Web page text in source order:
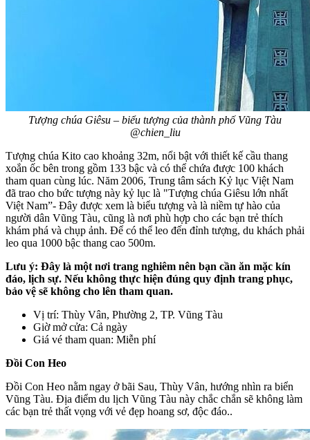
Tượng chúa Giêsu – biểu tượng của thành phố Vũng Tàu
@chien_liu
Tượng chúa Kito cao khoảng 32m, nổi bật với thiết kế cầu thang
xoắn ốc bên trong gồm 133 bậc và có thể chứa được 100 khách
tham quan cùng lúc. Năm 2006, Trung tâm sách Kỷ lục Việt Nam
đã trao cho bức tượng này kỷ lục là "Tượng chúa Giêsu lớn nhất
Việt Nam”- Đây được xem là biểu tượng và là niềm tự hào của
người dân Vũng Tàu, cũng là nơi phù hợp cho các bạn trẻ thích
khám phá và chụp ảnh. Để có thể leo đến đỉnh tượng, du khách phải
leo qua 1000 bậc thang cao 500m.
Lưu ý: Đây là một nơi trang nghiêm nên bạn cần ăn mặc kín
đáo, lịch sự. Nếu không thực hiện đúng quy định trang phục,
bảo vệ sẽ không cho lên tham quan.
Vị trí: Thùy Vân, Phường 2, TP. Vũng Tàu
Giờ mở cửa: Cả ngày
Giá vé tham quan: Miễn phí
Đồi Con Heo
Đồi Con Heo nằm ngay ở bãi Sau, Thùy Vân, hướng nhìn ra biển
Vũng Tàu. Địa điểm du lịch Vũng Tàu này chắc chắn sẽ không làm
các bạn trẻ thất vọng với vẻ đẹp hoang sơ, độc đáo..